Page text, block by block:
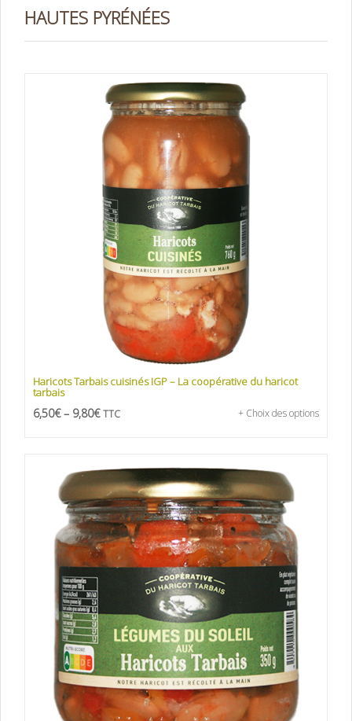
HAUTES PYRÉNÉES
Haricots Tarbais cuisinés IGP – La coopérative du haricot
tarbais
6,50€– 9,80€ TTC + Choix des options